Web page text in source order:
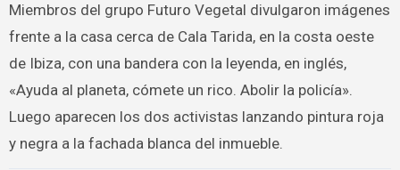
Miembros del grupo Futuro Vegetal divulgaron imágenes
frente a la casa cerca de Cala Tarida, en la costa oeste
de Ibiza, con una bandera con la leyenda, en inglés,
«Ayuda al planeta, cómete un rico. Abolir la policía».
Luego aparecen los dos activistas lanzando pintura roja
y negra a la fachada blanca del inmueble.